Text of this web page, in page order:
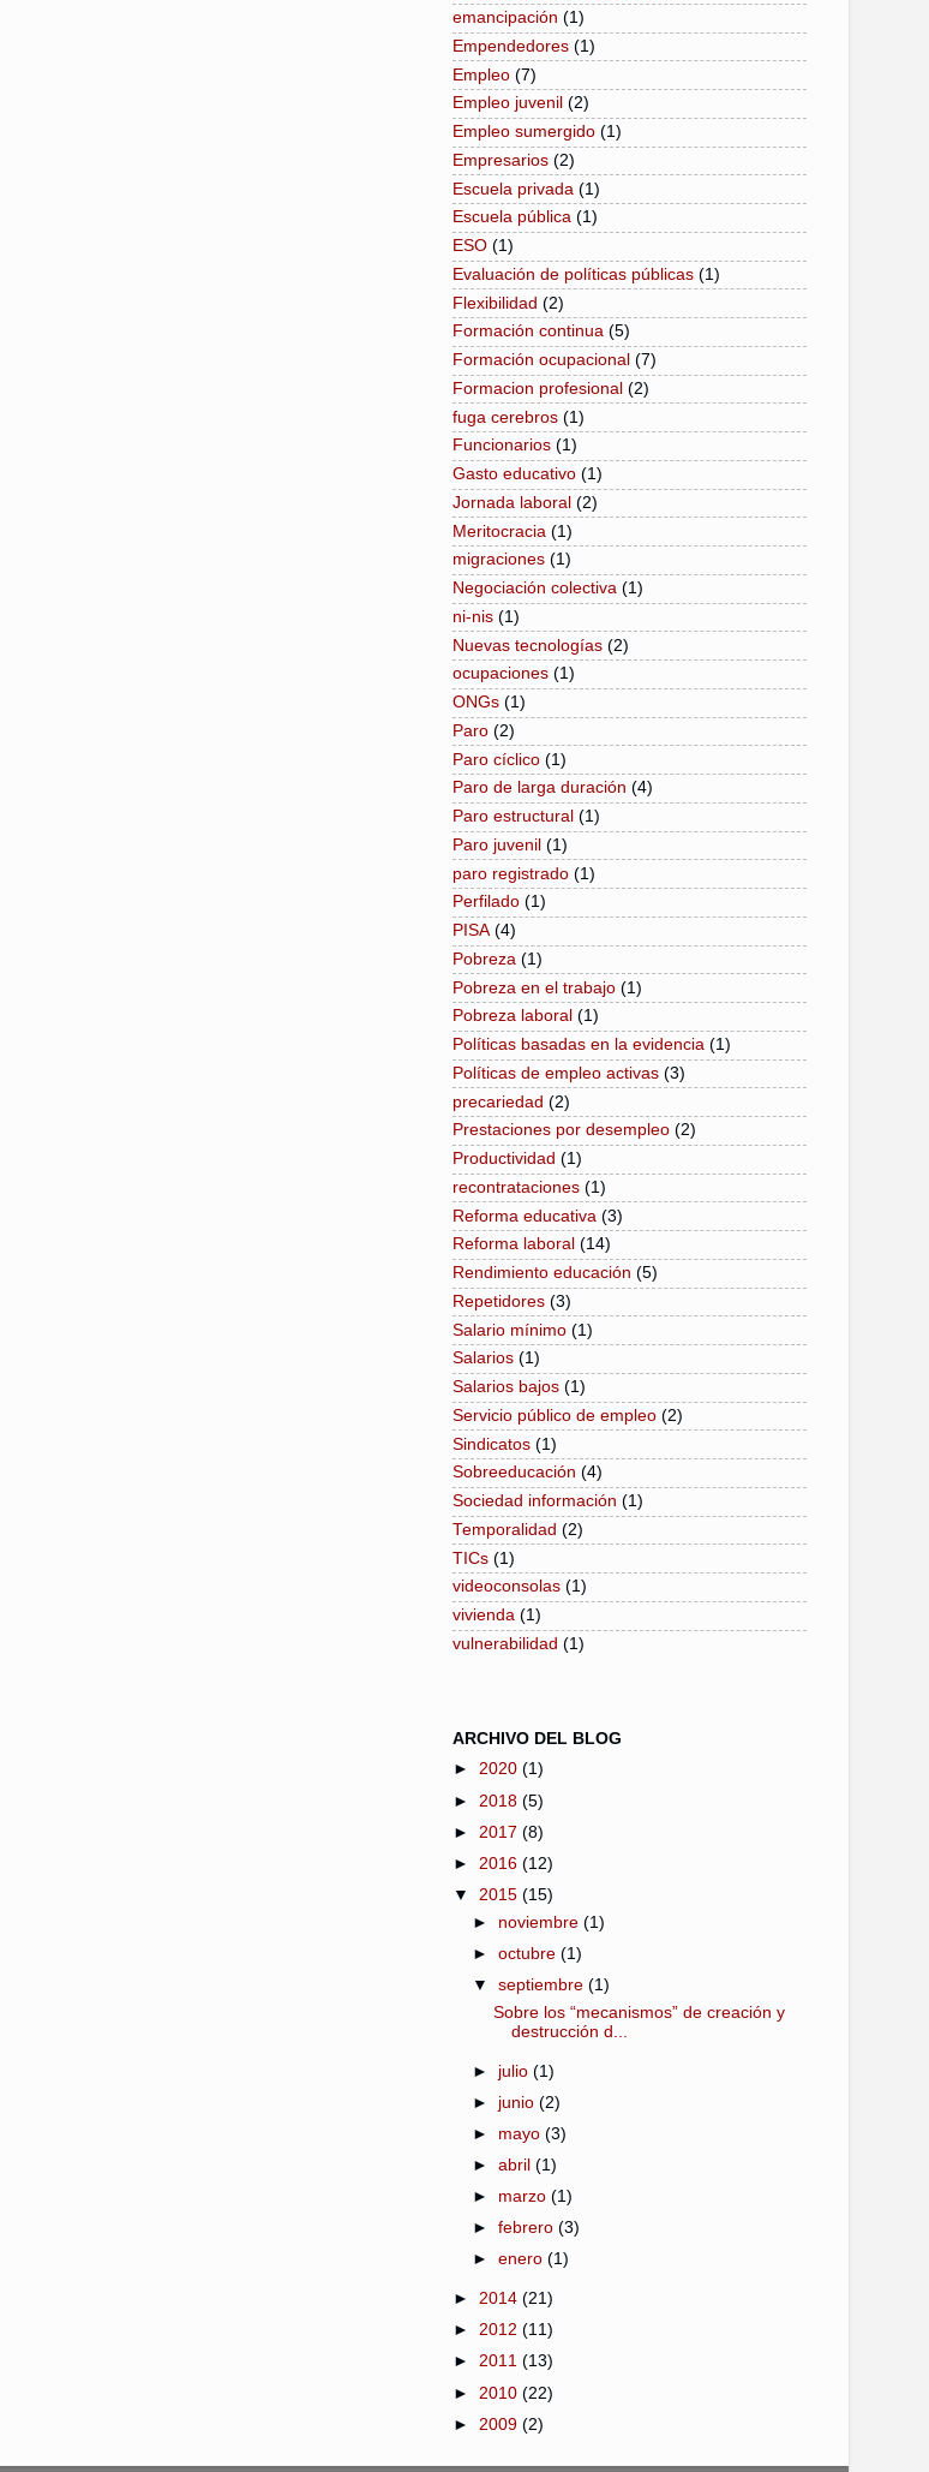
emancipación (1)
Empendedores (1)
Empleo (7)
Empleo juvenil (2)
Empleo sumergido (1)
Empresarios (2)
Escuela privada (1)
Escuela pública (1)
ESO (1)
Evaluación de políticas públicas (1)
Flexibilidad (2)
Formación continua (5)
Formación ocupacional (7)
Formacion profesional (2)
fuga cerebros (1)
Funcionarios (1)
Gasto educativo (1)
Jornada laboral (2)
Meritocracia (1)
migraciones (1)
Negociación colectiva (1)
ni-nis (1)
Nuevas tecnologías (2)
ocupaciones (1)
ONGs (1)
Paro (2)
Paro cíclico (1)
Paro de larga duración (4)
Paro estructural (1)
Paro juvenil (1)
paro registrado (1)
Perfilado (1)
PISA (4)
Pobreza (1)
Pobreza en el trabajo (1)
Pobreza laboral (1)
Políticas basadas en la evidencia (1)
Políticas de empleo activas (3)
precariedad (2)
Prestaciones por desempleo (2)
Productividad (1)
recontrataciones (1)
Reforma educativa (3)
Reforma laboral (14)
Rendimiento educación (5)
Repetidores (3)
Salario mínimo (1)
Salarios (1)
Salarios bajos (1)
Servicio público de empleo (2)
Sindicatos (1)
Sobreeducación (4)
Sociedad información (1)
Temporalidad (2)
TICs (1)
videoconsolas (1)
vivienda (1)
vulnerabilidad (1)
ARCHIVO DEL BLOG
► 2020 (1)
► 2018 (5)
► 2017 (8)
► 2016 (12)
▼ 2015 (15)
► noviembre(1)
►octubre(1)
▼septiembre(1)
Sobre los “mecanismos” de creación y
destrucción d...
► julio(1)
► junio(2)
► mayo(3)
►abril(1)
► marzo(1)
►febrero(3)
►enero(1)
► 2014 (21)
► 2012 (11)
► 2011 (13)
► 2010 (22)
► 2009 (2)